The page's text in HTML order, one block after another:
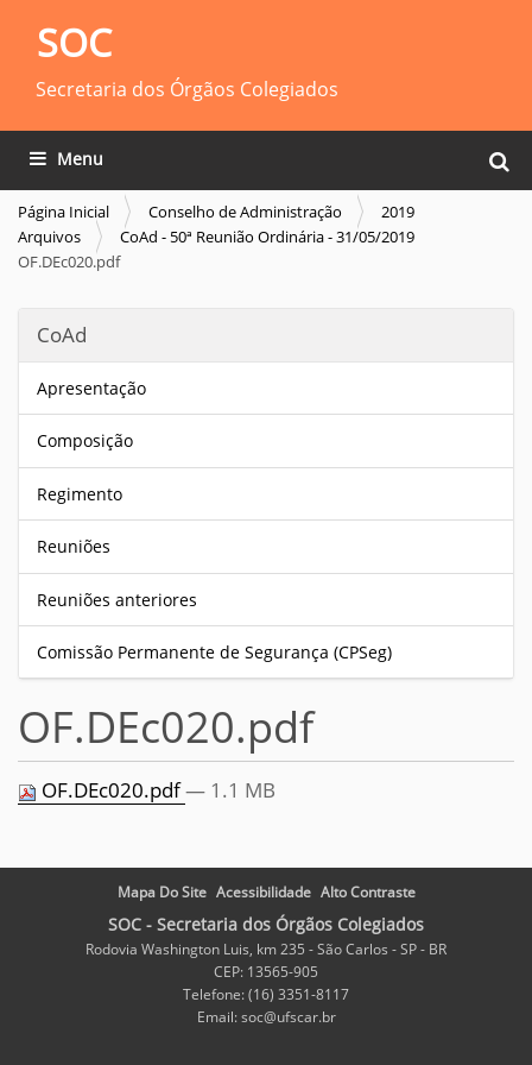
SOC
Secretaria dos Órgãos Colegiados
Busca
Toggle navigation
Página Inicial Conselho de Administração
2019
Arquivos
CoAd - 50ª Reunião Ordinária - 31/05/2019
OF.DEc020.pdf
CoAd
Apresentação
Composição
Regimento
Reuniões
Reuniões anteriores
Comissão Permanente de Segurança (CPSeg)
OF.DEc020.pdf
OF.DEc020.pdf— 1.1 MB
Mapa Do Site Acessibilidade Alto Contraste
SOC - Secretaria dos Órgãos Colegiados
Rodovia Washington Luis, km 235 - São Carlos - SP - BR
CEP: 13565-905
Telefone: (16) 3351-8117
Email: soc@ufscar.br